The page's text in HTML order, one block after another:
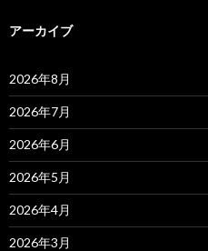
アーカイブ
2026年8月
2026年7月
2026年6月
2026年5月
2026年4月
2026年3月